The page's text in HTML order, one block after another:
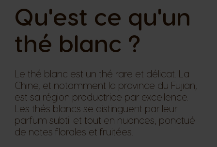
Qu'est ce qu'un
thé blanc​ ?
Le thé blanc est un thé rare et délicat. La
Chine, et notamment la province du Fujian,
est sa région productrice par excellence.
Les thés blancs se distinguent par leur
parfum subtil et tout en nuances, ponctué
de notes florales et fruitées.